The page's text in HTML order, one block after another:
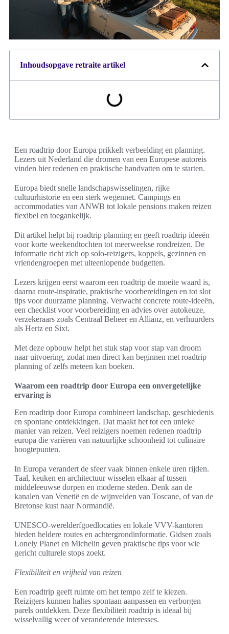
Inhoudsopgave retraite artikel
Een roadtrip door Europa prikkelt verbeelding en planning.
Lezers uit Nederland die dromen van een Europese autoreis
vinden hier redenen en praktische handvatten om te starten.
Europa biedt snelle landschapswisselingen, rijke
cultuurhistorie en een sterk wegennet. Campings en
accommodaties van ANWB tot lokale pensions maken reizen
flexibel en toegankelijk.
Dit artikel helpt bij roadtrip planning en geeft roadtrip ideeën
voor korte weekendtochten tot meerweekse rondreizen. De
informatie richt zich op solo-reizigers, koppels, gezinnen en
vriendengroepen met uiteenlopende budgetten.
Lezers krijgen eerst waarom een roadtrip de moeite waard is,
daarna route-inspiratie, praktische voorbereidingen en tot slot
tips voor duurzame planning. Verwacht concrete route-ideeën,
een checklist voor voorbereiding en advies over autokeuze,
verzekeraars zoals Centraal Beheer en Allianz, en verhuurders
als Hertz en Sixt.
Met deze opbouw helpt het stuk stap voor stap van droom
naar uitvoering, zodat men direct kan beginnen met roadtrip
planning of zelfs meteen kan boeken.
Waarom een roadtrip door Europa een onvergetelijke
ervaring is
Een roadtrip door Europa combineert landschap, geschiedenis
en spontane ontdekkingen. Dat maakt het tot een unieke
manier van reizen. Veel reizigers noemen redenen roadtrip
europa die variëren van natuurlijke schoonheid tot culinaire
hoogtepunten.
In Europa verandert de sfeer vaak binnen enkele uren rijden.
Taal, keuken en architectuur wisselen elkaar af tussen
middeleeuwse dorpen en moderne steden. Denk aan de
kanalen van Venetië en de wijnvelden van Toscane, of van de
Bretonse kust naar Normandië.
UNESCO-werelderfgoedlocaties en lokale VVV-kantoren
bieden heldere routes en achtergrondinformatie. Gidsen zoals
Lonely Planet en Michelin geven praktische tips voor wie
gericht culturele stops zoekt.
Flexibiliteit en vrijheid van reizen
Een roadtrip geeft ruimte om het tempo zelf te kiezen.
Reizigers kunnen haltes spontaan aanpassen en verborgen
parels ontdekken. Deze flexibiliteit roadtrip is ideaal bij
wisselvallig weer of veranderende interesses.